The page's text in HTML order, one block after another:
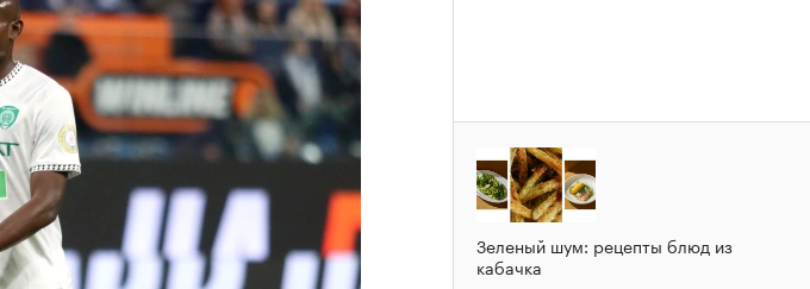
Зеленый шум: рецепты блюд из
кабачка